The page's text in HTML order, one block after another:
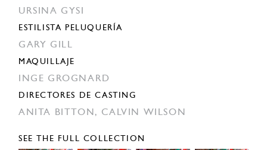
URSINA GYSI
ESTILISTA PELUQUERÍA
GARY GILL
MAQUILLAJE
INGE GROGNARD
DIRECTORES DE CASTING
ANITA BITTON, CALVIN WILSON
SEE THE FULL COLLECTION